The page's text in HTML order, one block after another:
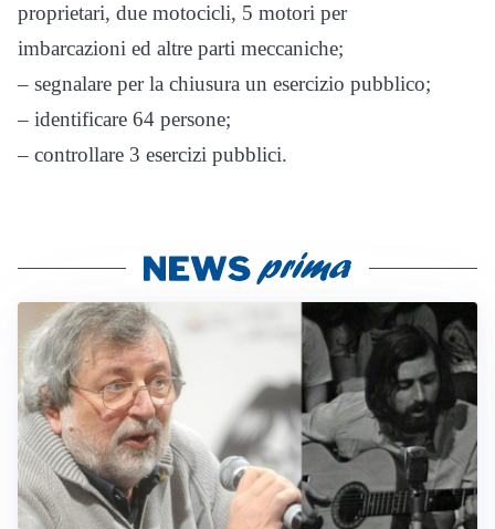
proprietari, due motocicli, 5 motori per
imbarcazioni ed altre parti meccaniche;
– segnalare per la chiusura un esercizio pubblico;
– identificare 64 persone;
– controllare 3 esercizi pubblici.